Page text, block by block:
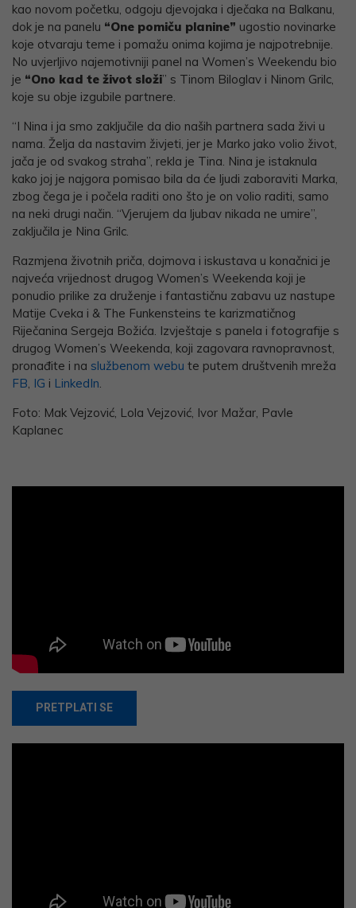
kao novom početku, odgoju djevojaka i dječaka na Balkanu,
dok je na panelu “One pomiču planine” ugostio novinarke
koje otvaraju teme i pomažu onima kojima je najpotrebnije.
No uvjerljivo najemotivniji panel na Women’s Weekendu bio
je “Ono kad te život složi” s Tinom Biloglav i Ninom Grilc,
koje su obje izgubile partnere.
“I Nina i ja smo zaključile da dio naših partnera sada živi u
nama. Želja da nastavim živjeti, jer je Marko jako volio život,
jača je od svakog straha”, rekla je Tina. Nina je istaknula
kako joj je najgora pomisao bila da će ljudi zaboraviti Marka,
zbog čega je i počela raditi ono što je on volio raditi, samo
na neki drugi način. “Vjerujem da ljubav nikada ne umire”,
zaključila je Nina Grilc.
Razmjena životnih priča, dojmova i iskustava u konačnici je
najveća vrijednost drugog Women’s Weekenda koji je
ponudio prilike za druženje i fantastičnu zabavu uz nastupe
Matije Cveka i & The Funkensteins te karizmatičnog
Riječanina Sergeja Božića. Izvještaje s panela i fotografije s
drugog Women’s Weekenda, koji zagovara ravnopravnost,
pronađite i na službenom webu te putem društvenih mreža
FB, IG i LinkedIn.
Foto: Mak Vejzović, Lola Vejzović, Ivor Mažar, Pavle
Kaplanec
PRETPLATI SE